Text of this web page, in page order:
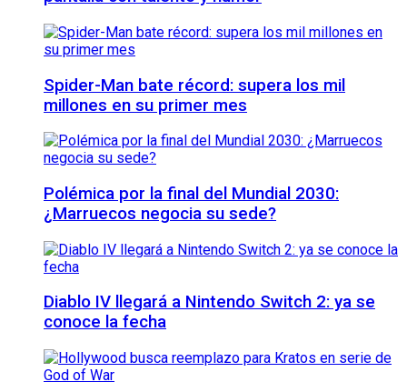
Spider-Man bate récord: supera los mil
millones en su primer mes
Polémica por la final del Mundial 2030:
¿Marruecos negocia su sede?
Diablo IV llegará a Nintendo Switch 2: ya se
conoce la fecha